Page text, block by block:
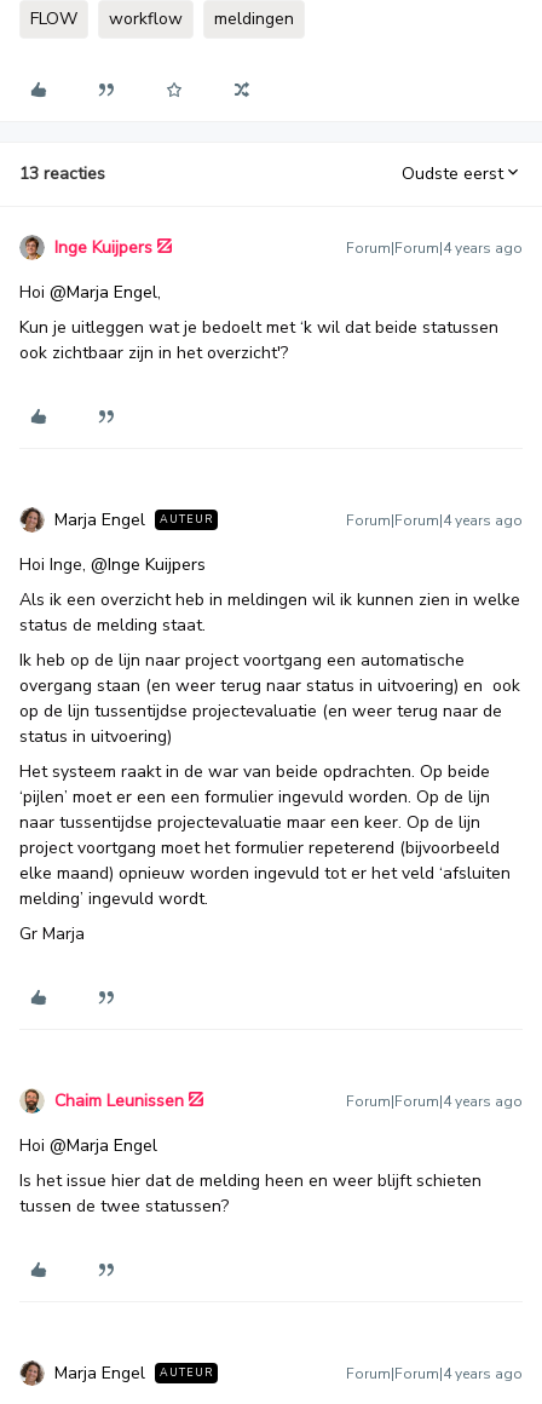
FLOW workflow meldingen
13 reacties Oudste eerst
Inge Kuijpers Forum|Forum|4 years ago
Hoi @Marja Engel,
Kun je uitleggen wat je bedoelt met ‘k wil dat beide statussen
ook zichtbaar zijn in het overzicht'?
Marja Engel AUTEUR Forum|Forum|4 years ago
Hoi Inge, @Inge Kuijpers
Als ik een overzicht heb in meldingen wil ik kunnen zien in welke
status de melding staat.
Ik heb op de lijn naar project voortgang een automatische
overgang staan (en weer terug naar status in uitvoering) en ook
op de lijn tussentijdse projectevaluatie (en weer terug naar de
status in uitvoering)
Het systeem raakt in de war van beide opdrachten. Op beide
‘pijlen’ moet er een een formulier ingevuld worden. Op de lijn
naar tussentijdse projectevaluatie maar een keer. Op de lijn
project voortgang moet het formulier repeterend (bijvoorbeeld
elke maand) opnieuw worden ingevuld tot er het veld ‘afsluiten
melding’ ingevuld wordt.
Gr Marja
Chaim Leunissen Forum|Forum|4 years ago
Hoi @Marja Engel
Is het issue hier dat de melding heen en weer blijft schieten
tussen de twee statussen?
Marja Engel AUTEUR Forum|Forum|4 years ago